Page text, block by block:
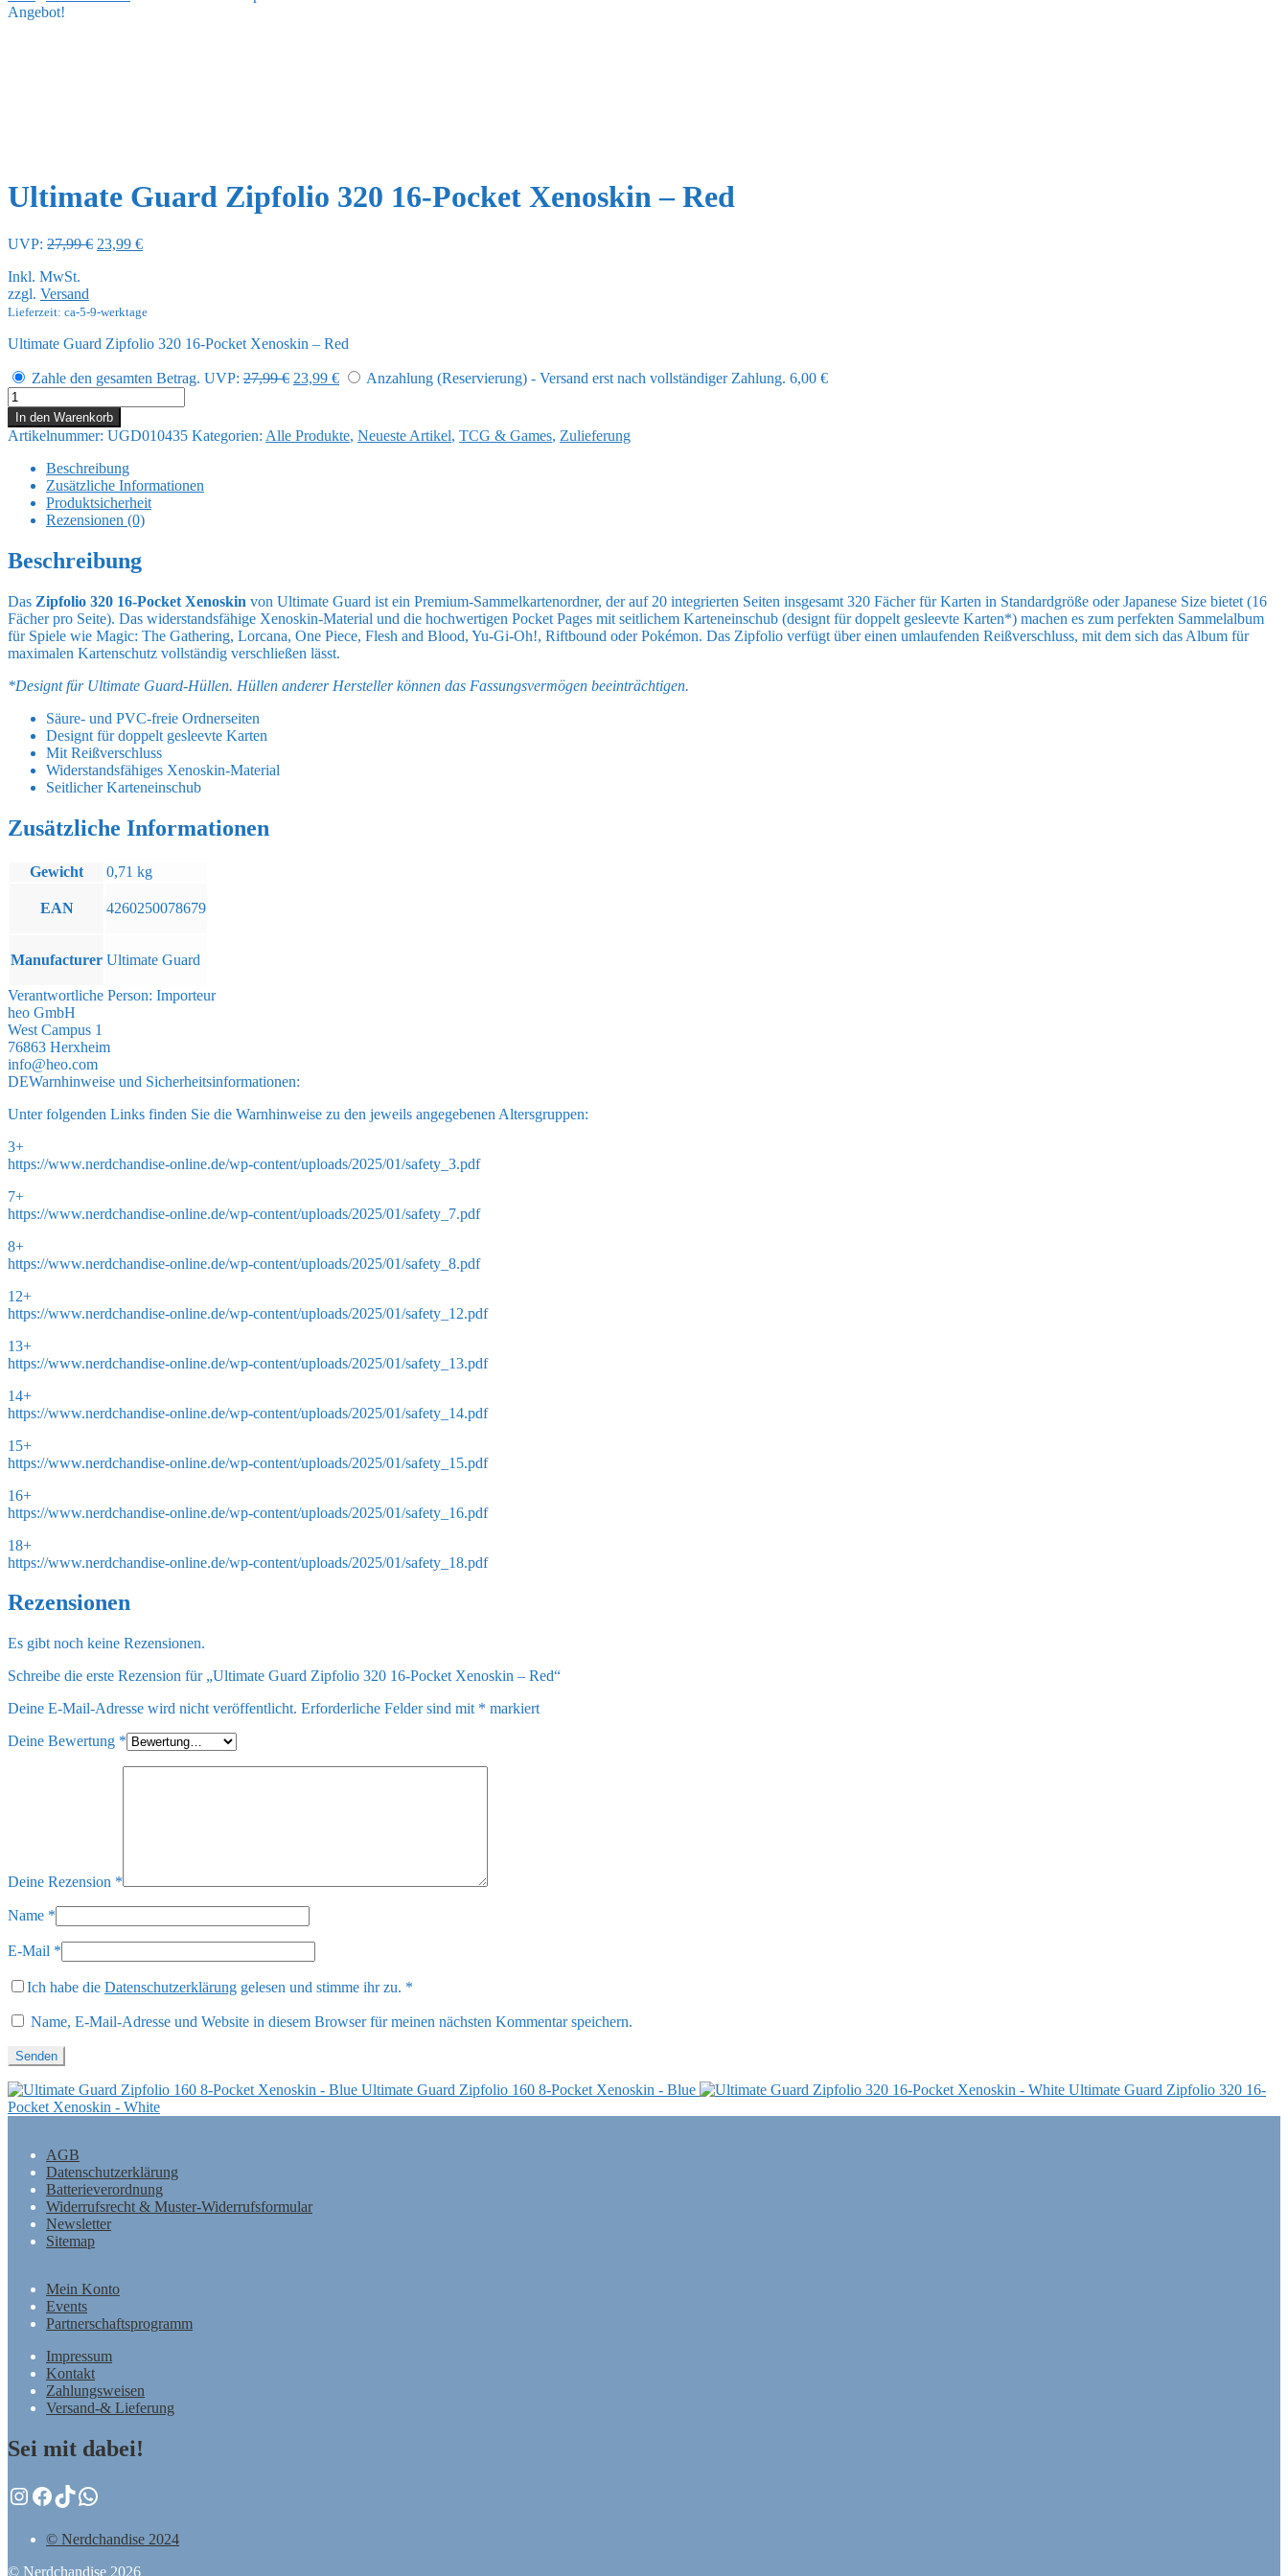
Angebot!
Ultimate Guard Zipfolio 320 16-Pocket Xenoskin – Red
UVP: 27,99€ Ursprünglicher
23,99 €Aktueller
Inkl. MwSt.
zzgl. Versand
Lieferzeit: ca-5-9-werktage
Ultimate Guard Zipfolio 320 16-Pocket Xenoskin – Red
Zahle den gesamten Betrag. UVP: 27,99€ Ursprünglicher
27,99 €
23,99 €Aktueller
23,99 €.
Anzahlung (Reservierung) - Versand erst nach vollständiger Zahlung. 6,00 €
Ultimate
Guard
Zipfolio
320
Pocket
Xenoskin
Menge
In den Warenkorb
Artikelnummer: UGD010435 Kategorien: Alle Produkte, Neueste Artikel, TCG & Games, Zulieferung
Beschreibung
Zusätzliche Informationen
Produktsicherheit
Rezensionen (0)
Beschreibung
Das Zipfolio 320 16-Pocket Xenoskin von Ultimate Guard ist ein Premium-Sammelkartenordner, der auf 20 integrierten Seiten insgesamt 320 Fächer für Karten in Standardgröße oder Japanese Size bietet (16
Fächer pro Seite). Das widerstandsfähige Xenoskin-Material und die hochwertigen Pocket Pages mit seitlichem Karteneinschub (designt für doppelt gesleevte Karten*) machen es zum perfekten Sammelalbum
für Spiele wie Magic: The Gathering, Lorcana, One Piece, Flesh and Blood, Yu-Gi-Oh!, Riftbound oder Pokémon. Das Zipfolio verfügt über einen umlaufenden Reißverschluss, mit dem sich das Album für
maximalen Kartenschutz vollständig verschließen lässt.
*Designt für Ultimate Guard-Hüllen. Hüllen anderer Hersteller können das Fassungsvermögen beeinträchtigen.
Säure- und PVC-freie Ordnerseiten
Designt für doppelt gesleevte Karten
Mit Reißverschluss
Widerstandsfähiges Xenoskin-Material
Seitlicher Karteneinschub
Zusätzliche Informationen
Gewicht 0,71 kg
EAN 4260250078679
Manufacturer Ultimate Guard
Verantwortliche Person: Importeur
heo GmbH
West Campus 1
76863 Herxheim
info@heo.com
DEWarnhinweise und Sicherheitsinformationen:
Unter folgenden Links finden Sie die Warnhinweise zu den jeweils angegebenen Altersgruppen:
3+
https://www.nerdchandise-online.de/wp-content/uploads/2025/01/safety_3.pdf
7+
https://www.nerdchandise-online.de/wp-content/uploads/2025/01/safety_7.pdf
8+
https://www.nerdchandise-online.de/wp-content/uploads/2025/01/safety_8.pdf
12+
https://www.nerdchandise-online.de/wp-content/uploads/2025/01/safety_12.pdf
13+
https://www.nerdchandise-online.de/wp-content/uploads/2025/01/safety_13.pdf
14+
https://www.nerdchandise-online.de/wp-content/uploads/2025/01/safety_14.pdf
15+
https://www.nerdchandise-online.de/wp-content/uploads/2025/01/safety_15.pdf
16+
https://www.nerdchandise-online.de/wp-content/uploads/2025/01/safety_16.pdf
18+
https://www.nerdchandise-online.de/wp-content/uploads/2025/01/safety_18.pdf
Rezensionen
Es gibt noch keine Rezensionen.
Schreibe die erste Rezension für „Ultimate Guard Zipfolio 320 16-Pocket Xenoskin – Red“
Deine E-Mail-Adresse wird nicht veröffentlicht. Erforderliche Felder sind mit * markiert
Deine Bewertung *
Deine Rezension *
Name *
E-Mail *
Ich habe die Datenschutzerklärung gelesen und stimme ihr zu. *
Name, E-Mail-Adresse und Website in diesem Browser für meinen nächsten Kommentar speichern.
Ultimate Guard Zipfolio 160 8-Pocket Xenoskin - Blue
Ultimate Guard Zipfolio 320 16-
Pocket Xenoskin - White
AGB
Datenschutzerklärung
Batterieverordnung
Widerrufsrecht & Muster-Widerrufsformular
Newsletter
Sitemap
Mein Konto
Events
Partnerschaftsprogramm
Impressum
Kontakt
Zahlungsweisen
Versand-& Lieferung
Sei mit dabei!
Instagram
Facebook
TikTok
WhatsApp
© Nerdchandise 2024
© Nerdchandise 2026